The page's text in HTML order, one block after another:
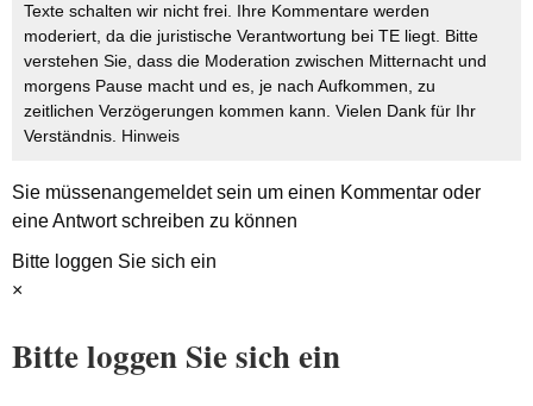
Texte schalten wir nicht frei. Ihre Kommentare werden
moderiert, da die juristische Verantwortung bei TE liegt. Bitte
verstehen Sie, dass die Moderation zwischen Mitternacht und
morgens Pause macht und es, je nach Aufkommen, zu
zeitlichen Verzögerungen kommen kann. Vielen Dank für Ihr
Verständnis. Hinweis
Sie müssenangemeldetsein um einen Kommentar oder
eine Antwort schreiben zu können
Bitte loggen Sie sich ein
×
Bitte loggen Sie sich ein